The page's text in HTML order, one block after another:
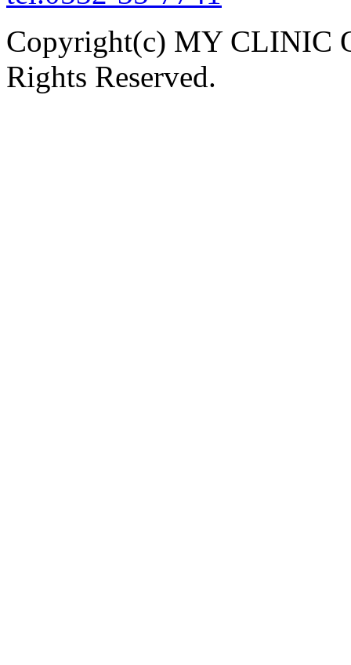
Copyright(c) MY CLINIC
Rights Reserved.